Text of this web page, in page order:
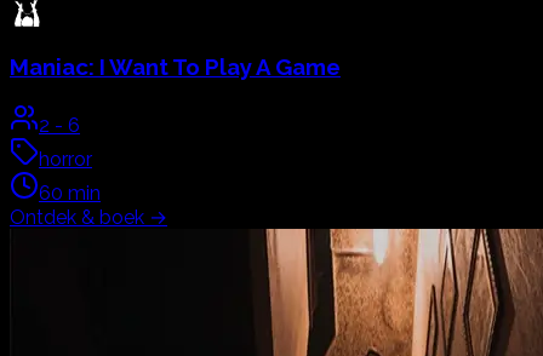
Maniac: I Want To Play A Game
2 - 6
horror
60 min
Ontdek & boek →